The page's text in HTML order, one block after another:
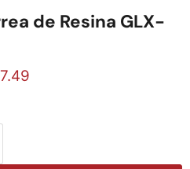
de Resina GLX-
actual